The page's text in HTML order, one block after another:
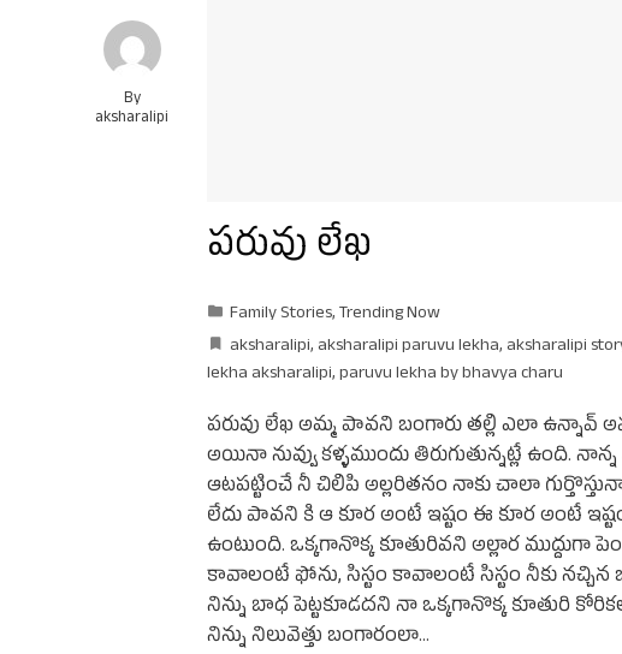
By
aksharalipi
పరువు లేఖ
Family Stories,Trending Now
aksharalipi, aksharalipi paruvu lekha, aksharalipi
lekha aksharalipi,paruvu lekha by bhavya charu
పరువు లేఖ అమ్మ పావని బంగారు తల్లి ఎలా ఉన్నావ్
అయినా నువ్వు కళ్ళముందు తిరుగుతున్నట్లే ఉంది.
ఆటపట్టించే నీ చిలిపి అల్లరితనం నాకు చాలా
లేదు పావని కి ఆ కూర అంటే ఇష్టం ఈ కూర అంటే
ఉంటుంది. ఒక్కగానొక్క కూతురివని అల్లార ముద్దుగా
కావాలంటే ఫోను, సిస్టం కావాలంటే సిస్టం నీకు
నిన్ను బాధ పెట్టకూడదని నా ఒక్కగానొక్క కూతురి
నిన్ను నిలువెత్తు బంగారంలా…